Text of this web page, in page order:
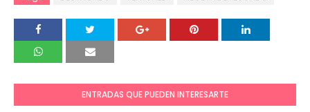
ENTRADAS QUE PUEDEN INTERESARTE